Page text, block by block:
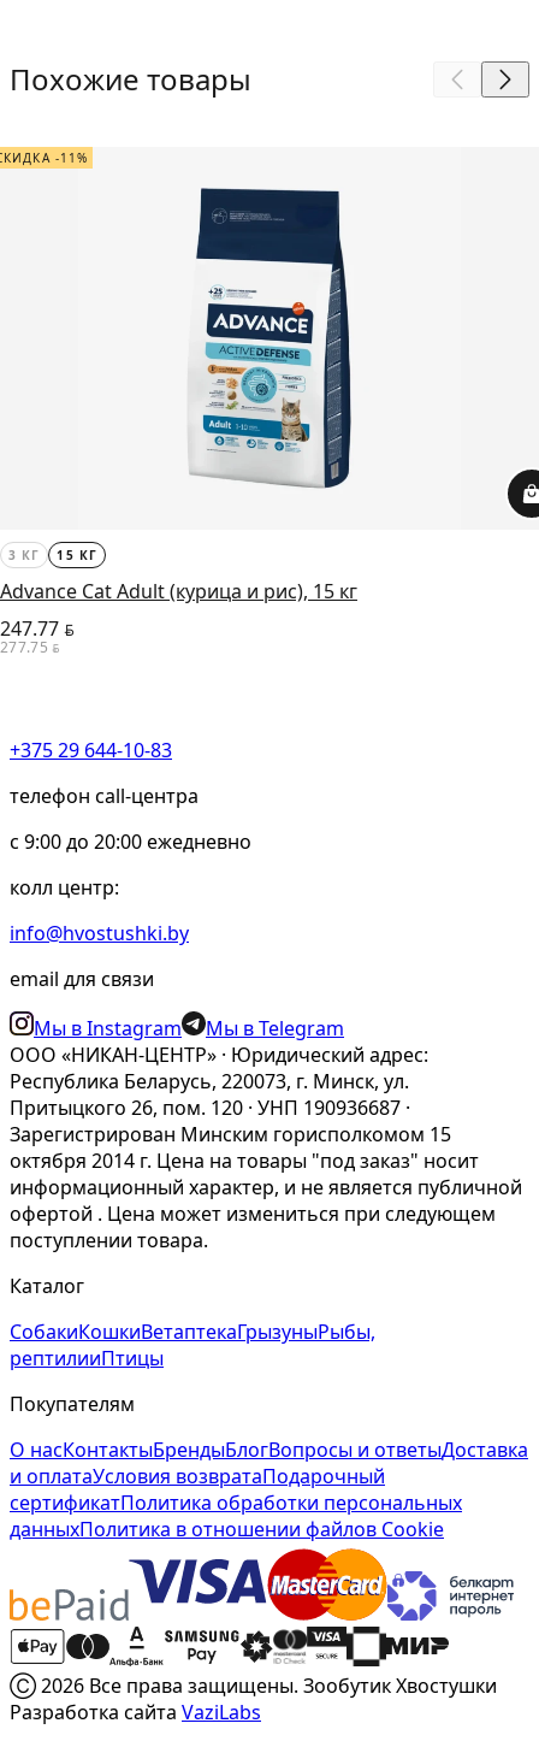
Похожие товары
-11%
3 КГ 15 КГ
Advance Cat Adult (курица и рис), 15 кг
247.77 BYN
277.75 BYN
+375 29 644-10-83
телефон call-центра
c 9:00 до 20:00 ежедневно
колл центр:
info@hvostushki.by
email для связи
Мы в Instagram
Мы в Telegram
ООО «НИКАН-ЦЕНТР» · Юридический адрес:
Республика Беларусь, 220073, г. Минск, ул.
Притыцкого 26, пом. 120 · УНП 190936687 ·
Зарегистрирован Минским горисполкомом 15
октября 2014 г. Цена на товары "под заказ" носит
информационный характер, и не является публичной
офертой . Цена может измениться при следующем
поступлении товара.
Каталог
СобакиКошкиВетаптекаГрызуныРыбы,
рептилииПтицы
Покупателям
О насКонтактыБрендыБлогВопросы и ответыДоставка
и оплатаУсловия возвратаПодарочный
сертификатПолитика обработки персональных
данныхПолитика в отношении файлов Cookie
Ⓒ 2026 Все права защищены. Зообутик Хвостушки
Разработка сайта VaziLabs